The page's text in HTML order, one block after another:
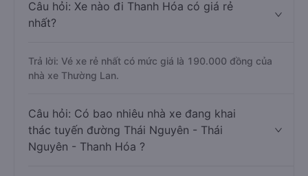
Câu hỏi: Xe nào đi Thanh Hóa có giá rẻ
nhất?
Trả lời: Vé xe rẻ nhất có mức giá là 190.000 đồng của
nhà xe Thường Lan.
Câu hỏi: Có bao nhiêu nhà xe đang khai
thác tuyến đường Thái Nguyên - Thái
Nguyên - Thanh Hóa ?